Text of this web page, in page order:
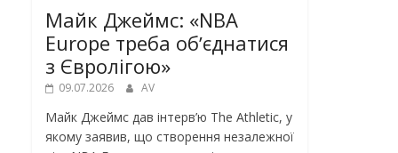
Майк Джеймс: «NBA
Europe треба обʼєднатися
з Євролігою»
09.07.2026 AV
Майк Джеймс дав інтерв’ю The Athletic, у
якому заявив, що створення незалежної